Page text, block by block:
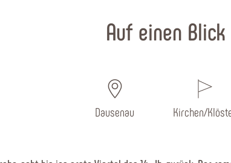
Auf einen Blick
Dausenau Kirchen/